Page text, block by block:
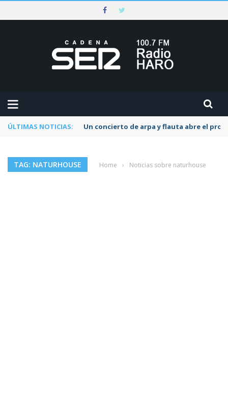
ÚLTIMAS NOTICIAS: Un concierto de arpa y flauta abre el
TAG: NATURHOUSE Home › Noticias sobre naturhouse